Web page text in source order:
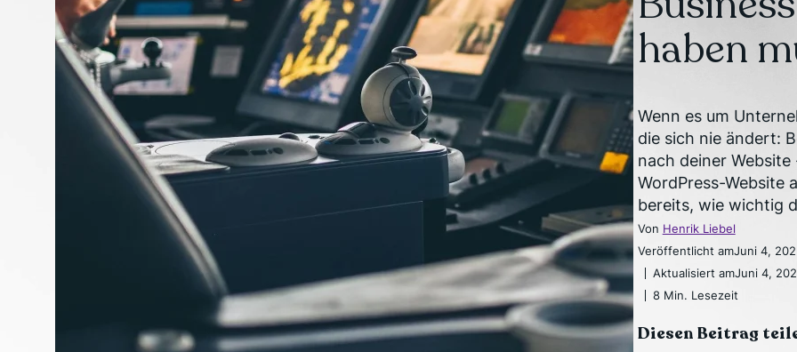
haben
Wenn es um
die sich nie ändert:
nach deiner
WordPress-Website
bereits, wie wichtig
Von Henrik Liebel
Veröffentlicht amJuni 4,
Aktualisiert amJuni 4,
8 Min. Lesezeit
Diesen Beitrag